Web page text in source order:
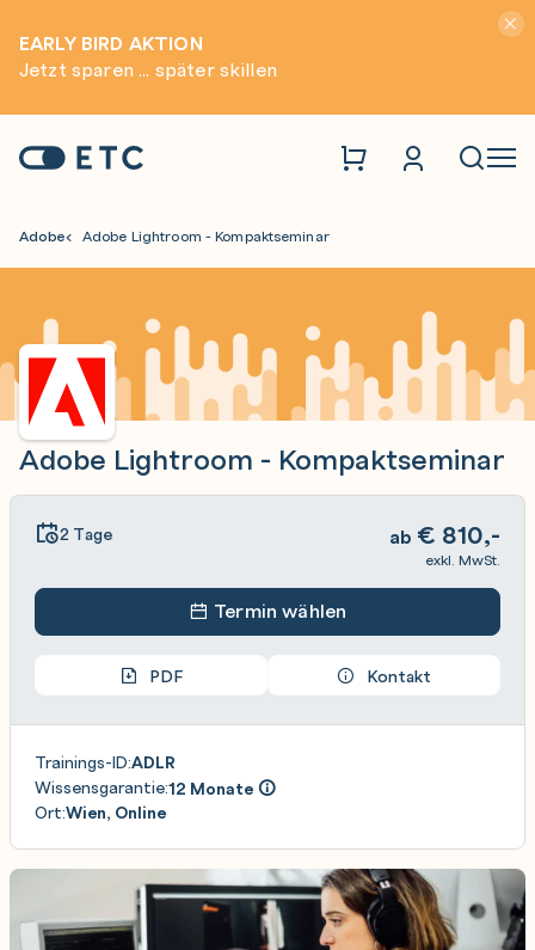
EARLY BIRD AKTION
Jetzt sparen ... später skillen
Startseite: ETC
Adobe Adobe Lightroom - Kompaktseminar
Adobe Lightroom - Kompaktseminar
2 Tage ab € 810,-
exkl. MwSt.
Termin wählen
PDF Kontakt
Trainings-ID:ADLR
Wissensgarantie:12 Monate
Ort:Wien, Online